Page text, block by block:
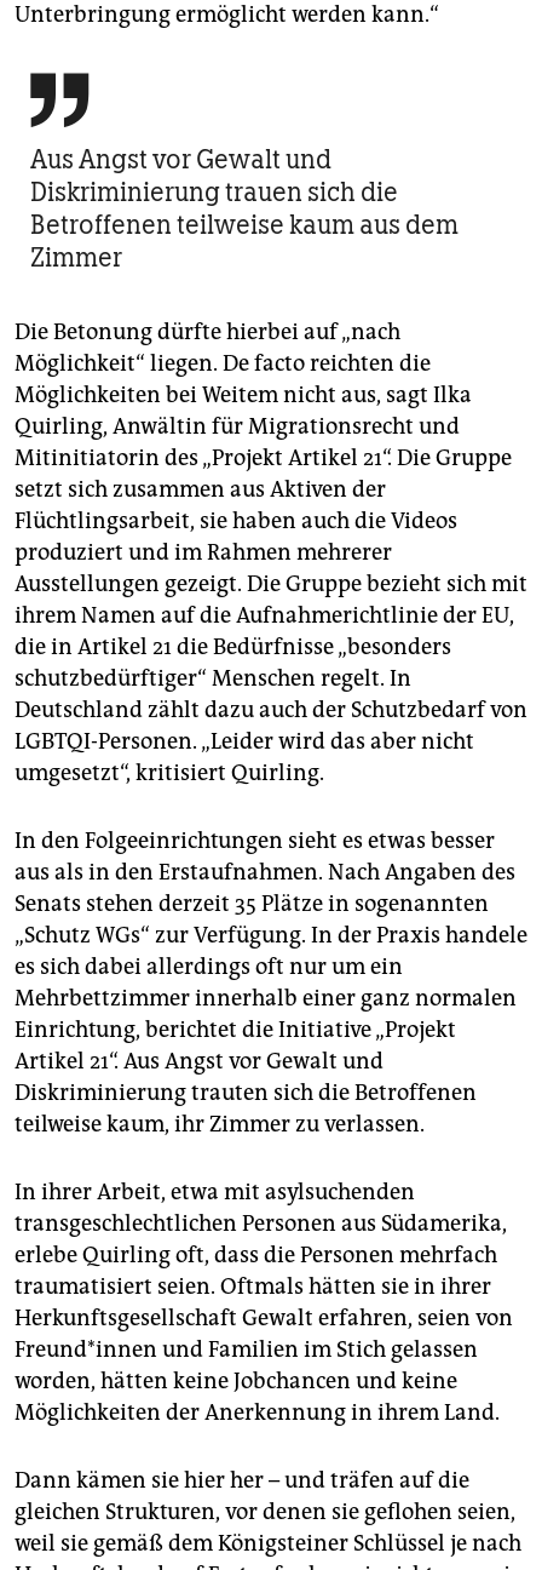
Unterbringung ermöglicht werden kann.“

Aus Angst vor Gewalt und
Diskriminierung trauen sich die
Betroffenen teilweise kaum aus dem
Zimmer
Die Betonung dürfte hierbei auf „nach
Möglichkeit“ liegen. De facto reichten die
Möglichkeiten bei Weitem nicht aus, sagt Ilka
Quirling, Anwältin für Migrationsrecht und
Mitinitiatorin des „Projekt Artikel 21“. Die Gruppe
setzt sich zusammen aus Aktiven der
Flüchtlingsarbeit, sie haben auch die Videos
produziert und im Rahmen mehrerer
Ausstellungen gezeigt. Die Gruppe bezieht sich mit
ihrem Namen auf die Aufnahmerichtlinie der EU,
die in Artikel 21 die Bedürfnisse „besonders
schutzbedürftiger“ Menschen regelt. In
Deutschland zählt dazu auch der Schutzbedarf von
LGBTQI-Personen. „Leider wird das aber nicht
umgesetzt“, kritisiert Quirling.
In den Folgeeinrichtungen sieht es etwas besser
aus als in den Erstaufnahmen. Nach Angaben des
Senats stehen derzeit 35 Plätze in sogenannten
„Schutz WGs“ zur Verfügung. In der Praxis handele
es sich dabei allerdings oft nur um ein
Mehrbettzimmer innerhalb einer ganz normalen
Einrichtung, berichtet die Initiative „Projekt
Artikel 21“. Aus Angst vor Gewalt und
Diskriminierung trauten sich die Betroffenen
teilweise kaum, ihr Zimmer zu verlassen.
In ihrer Arbeit, etwa mit asylsuchenden
transgeschlechtlichen Personen aus Südamerika,
erlebe Quirling oft, dass die Personen mehrfach
traumatisiert seien. Oftmals hätten sie in ihrer
Herkunftsgesellschaft Gewalt erfahren, seien von
Freun­d*in­nen und Familien im Stich gelassen
worden, hätten keine Jobchancen und keine
Möglichkeiten der Anerkennung in ihrem Land.
Dann kämen sie hier her – und träfen auf die
gleichen Strukturen, vor denen sie geflohen seien,
weil sie gemäß dem Königsteiner Schlüssel je nach